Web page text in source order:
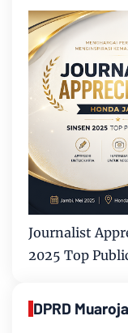
Journalist
2025 Top
DPRD